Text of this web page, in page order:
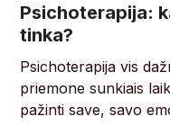
Psichoterapija:
tinka?
Psichoterapija vis
priemone sunkiais
pažinti save, savo